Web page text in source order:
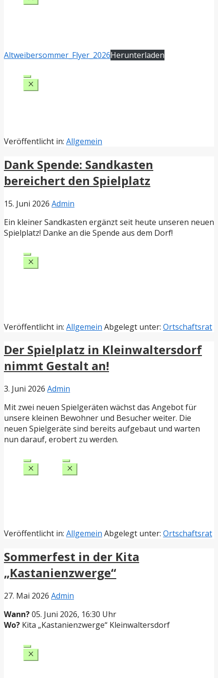
Altweibersommer_Flyer_2026Herunterladen
Veröffentlicht in: Allgemein
Dank Spende: Sandkasten
bereichert den Spielplatz
15. Juni 2026 Admin
Ein kleiner Sandkasten ergänzt seit heute unseren neuen
Spielplatz! Danke an die Spende aus dem Dorf!
Veröffentlicht in: Allgemein Abgelegt unter: Ortschaftsrat
Der Spielplatz in Kleinwaltersdorf
nimmt Gestalt an!
3. Juni 2026 Admin
Mit zwei neuen Spielgeräten wächst das Angebot für
unsere kleinen Bewohner und Besucher weiter. Die
neuen Spielgeräte sind bereits aufgebaut und warten
nun darauf, erobert zu werden.
Veröffentlicht in: Allgemein Abgelegt unter: Ortschaftsrat
Sommerfest in der Kita
„Kastanienzwerge“
27. Mai 2026 Admin
Wann?05. Juni 2026, 16:30 Uhr
Wo? Kita „Kastanienzwerge“ Kleinwaltersdorf